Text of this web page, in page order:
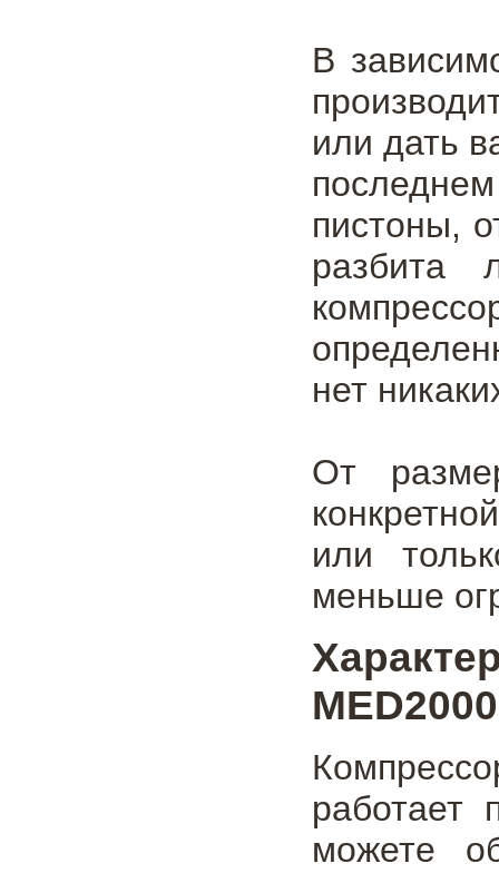
В
или дать
пистоны,
разбита
нет
От
или
меньше
работает
можете